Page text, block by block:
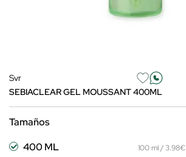
Svr
SEBIACLEAR GEL MOUSSANT 400ML
Tamaños
400 ML
100 ml / 3.98€